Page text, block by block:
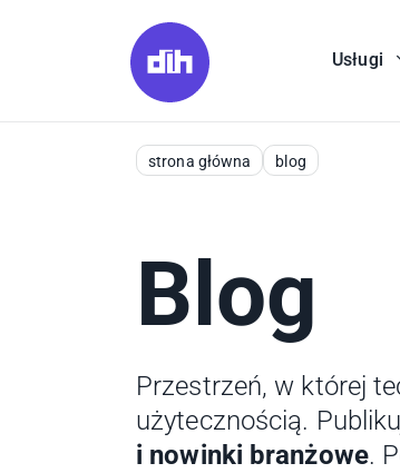
Usługi
strona główna blog
Blog
Przestrzeń, w której
użytecznością.
i nowinki branżowe.